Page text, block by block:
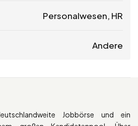
Personalwesen, HR
Andere
Jobbörse und ein